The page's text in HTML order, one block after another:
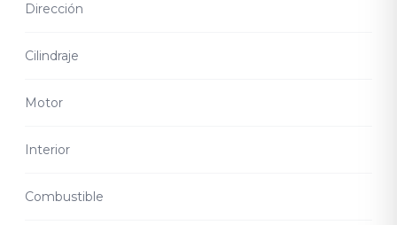
Dirección
Cilindraje
Motor
Interior
Combustible